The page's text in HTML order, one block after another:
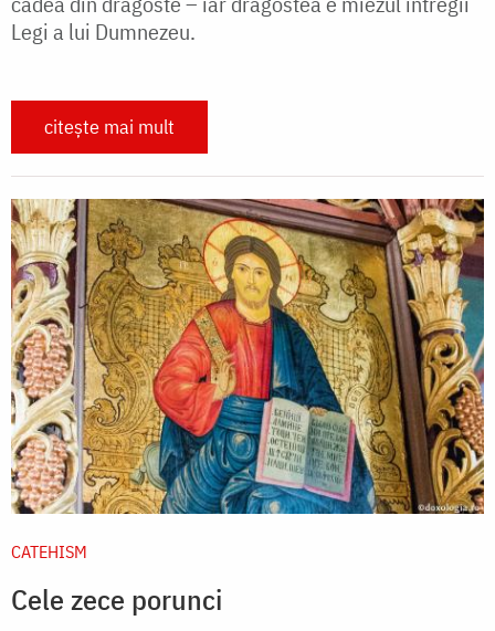
Legi a lui Dumnezeu.
citește mai mult
CATEHISM
Cele zece porunci